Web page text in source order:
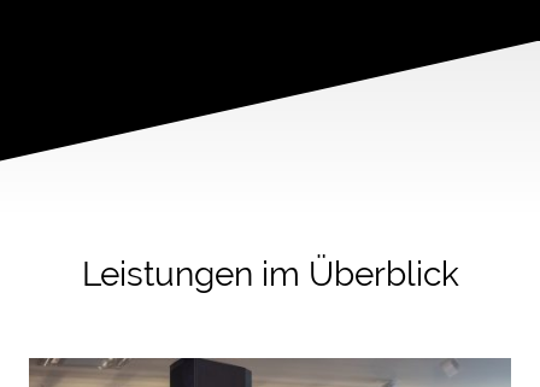
Leistungen im Überblick